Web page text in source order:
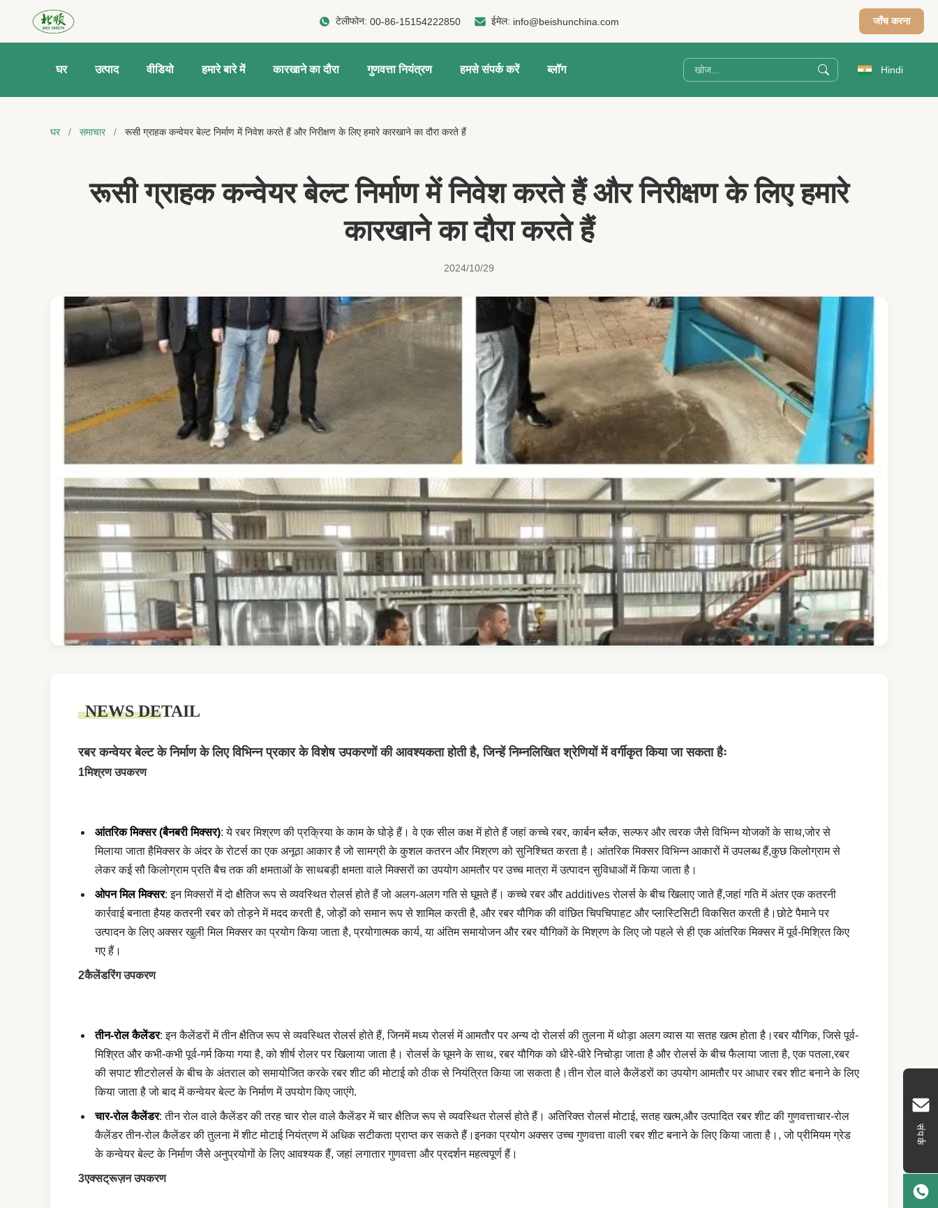
टेलीफोन:00-86-15154222850 ईमेल: info@beishunchina.com जाँच करना
घर उत्पाद वीडियो हमारे बारे में कारखाने का दौरा गुणवत्ता नियंत्रण हमसे संपर्क करें ब्लॉग Hindi
संपर्क
घर / समाचार / रूसी ग्राहक कन्वेयर बेल्ट निर्माण में निवेश करते हैं और निरीक्षण के लिए हमारे कारखाने का दौरा करते हैं
रूसी ग्राहक कन्वेयर बेल्ट निर्माण में निवेश करते हैं और निरीक्षण के लिए हमारे
कारखाने का दौरा करते हैं
2024/10/29
NEWS DETAIL
रबर कन्वेयर बेल्ट के निर्माण के लिए विभिन्न प्रकार के विशेष उपकरणों की आवश्यकता होती है, जिन्हें निम्नलिखित श्रेणियों में वर्गीकृत किया जा सकता हैः
1मिश्रण उपकरण
आंतरिक मिक्सर (बैनबरी मिक्सर): ये रबर मिश्रण की प्रक्रिया के काम के घोड़े हैं। वे एक सील कक्ष में होते हैं जहां कच्चे रबर, कार्बन ब्लैक, सल्फर और त्वरक जैसे विभिन्न योजकों के साथ,जोर से
मिलाया जाता हैमिक्सर के अंदर के रोटर्स का एक अनूठा आकार है जो सामग्री के कुशल कतरन और मिश्रण को सुनिश्चित करता है। आंतरिक मिक्सर विभिन्न आकारों में उपलब्ध हैं,कुछ किलोग्राम से
लेकर कई सौ किलोग्राम प्रति बैच तक की क्षमताओं के साथबड़ी क्षमता वाले मिक्सरों का उपयोग आमतौर पर उच्च मात्रा में उत्पादन सुविधाओं में किया जाता है।
ओपन मिल मिक्सर: इन मिक्सरों में दो क्षैतिज रूप से व्यवस्थित रोलर्स होते हैं जो अलग-अलग गति से घूमते हैं। कच्चे रबर और additives रोलर्स के बीच खिलाए जाते हैं,जहां गति में अंतर एक कतरनी
कार्रवाई बनाता हैयह कतरनी रबर को तोड़ने में मदद करती है, जोड़ों को समान रूप से शामिल करती है, और रबर यौगिक की वांछित चिपचिपाहट और प्लास्टिसिटी विकसित करती है।छोटे पैमाने पर
उत्पादन के लिए अक्सर खुली मिल मिक्सर का प्रयोग किया जाता है, प्रयोगात्मक कार्य, या अंतिम समायोजन और रबर यौगिकों के मिश्रण के लिए जो पहले से ही एक आंतरिक मिक्सर में पूर्व-मिश्रित किए
गए हैं।
2कैलेंडरिंग उपकरण
तीन-रोल कैलेंडर: इन कैलेंडरों में तीन क्षैतिज रूप से व्यवस्थित रोलर्स होते हैं, जिनमें मध्य रोलर्स में आमतौर पर अन्य दो रोलर्स की तुलना में थोड़ा अलग व्यास या सतह खत्म होता है।रबर यौगिक, जिसे पूर्व-
मिश्रित और कभी-कभी पूर्व-गर्म किया गया है, को शीर्ष रोलर पर खिलाया जाता है। रोलर्स के घूमने के साथ, रबर यौगिक को धीरे-धीरे निचोड़ा जाता है और रोलर्स के बीच फैलाया जाता है, एक पतला,रबर
की सपाट शीटरोलर्स के बीच के अंतराल को समायोजित करके रबर शीट की मोटाई को ठीक से नियंत्रित किया जा सकता है।तीन रोल वाले कैलेंडरों का उपयोग आमतौर पर आधार रबर शीट बनाने के लिए
किया जाता है जो बाद में कन्वेयर बेल्ट के निर्माण में उपयोग किए जाएंगे.
चार-रोल कैलेंडर: तीन रोल वाले कैलेंडर की तरह चार रोल वाले कैलेंडर में चार क्षैतिज रूप से व्यवस्थित रोलर्स होते हैं। अतिरिक्त रोलर्स मोटाई, सतह खत्म,और उत्पादित रबर शीट की गुणवत्ताचार-रोल
कैलेंडर तीन-रोल कैलेंडर की तुलना में शीट मोटाई नियंत्रण में अधिक सटीकता प्राप्त कर सकते हैं।इनका प्रयोग अक्सर उच्च गुणवत्ता वाली रबर शीट बनाने के लिए किया जाता है।, जो प्रीमियम ग्रेड
के कन्वेयर बेल्ट के निर्माण जैसे अनुप्रयोगों के लिए आवश्यक हैं, जहां लगातार गुणवत्ता और प्रदर्शन महत्वपूर्ण हैं।
3एक्सट्रूज़न उपकरण